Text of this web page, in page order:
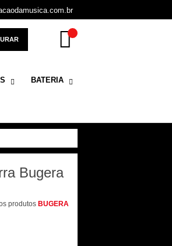
BATERIA
Bugera
produtos BUGERA